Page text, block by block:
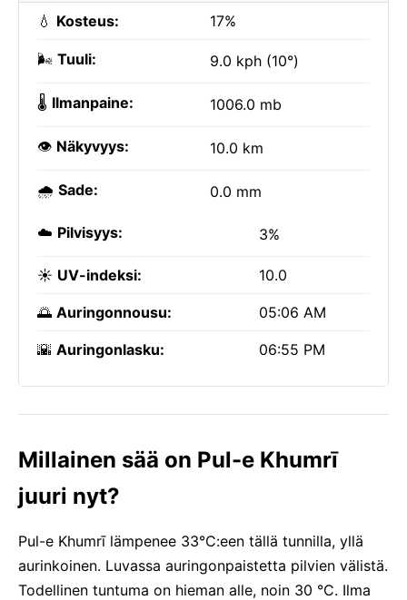
💧 Kosteus: 17%
🌬️ Tuuli: 9.0 kph (10°)
🌡️ Ilmanpaine: 1006.0 mb
👁️ Näkyvyys: 10.0 km
🌧️ Sade: 0.0 mm
☁️ Pilvisyys: 3%
☀️ UV-indeksi: 10.0
🌅 Auringonnousu: 05:06 AM
🌇 Auringonlasku: 06:55 PM
Millainen sää on Pul-e Khumrī
juuri nyt?
Pul-e Khumrī lämpenee 33°C:een tällä tunnilla, yllä
aurinkoinen. Luvassa auringonpaistetta pilvien välistä.
Todellinen tuntuma on hieman alle, noin 30 °C. Ilma